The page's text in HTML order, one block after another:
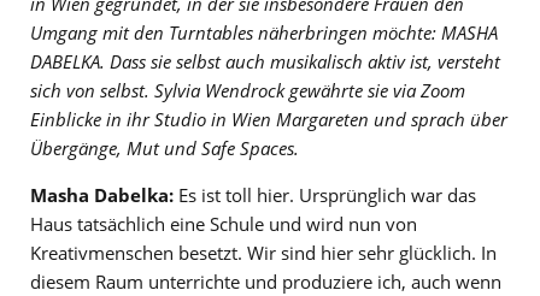
Umgang mit den Turntables näherbringen möchte: MASHA
DABELKA. Dass sie selbst auch musikalisch aktiv ist, versteht
sich von selbst. Sylvia Wendrock gewährte sie via Zoom
Einblicke in ihr Studio in Wien Margareten und sprach über
Übergänge, Mut und Safe Spaces.
Masha Dabelka: Es ist toll hier. Ursprünglich war das
Haus tatsächlich eine Schule und wird nun von
Kreativmenschen besetzt. Wir sind hier sehr glücklich. In
diesem Raum unterrichte und produziere ich, auch wenn